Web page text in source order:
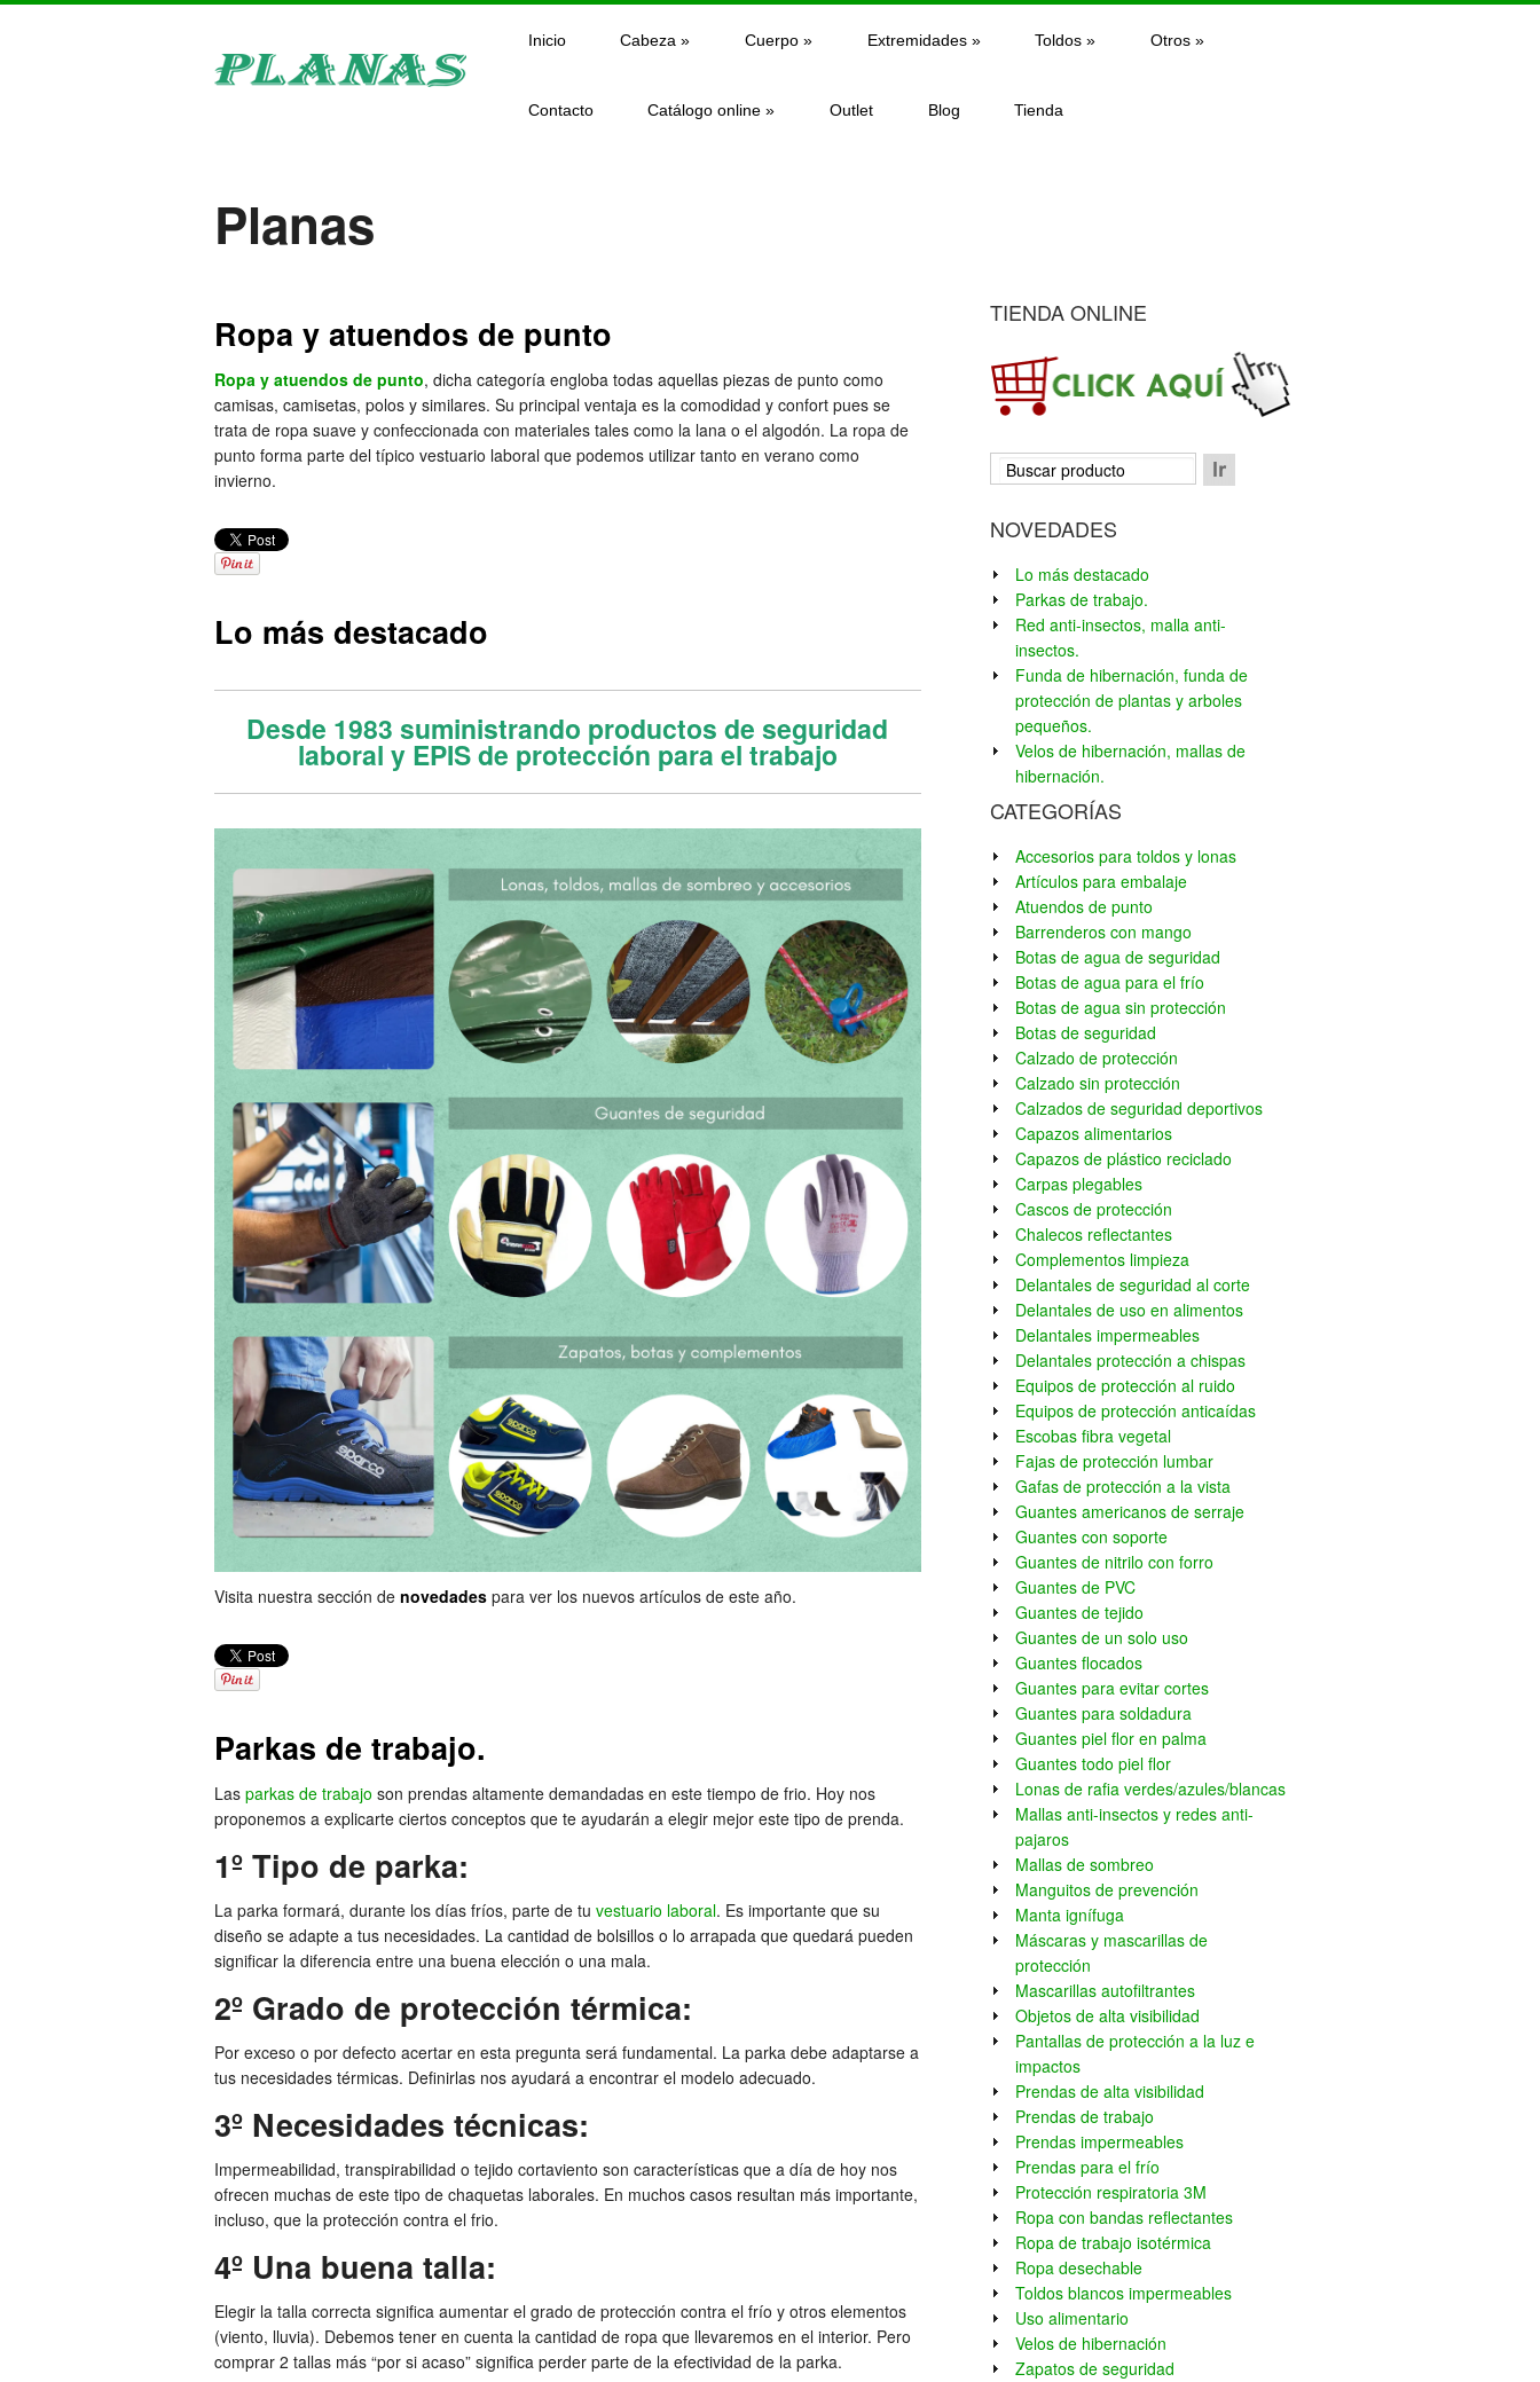
Inicio Cabeza » Cuerpo» Extremidades» Toldos » Otros»
Contacto Catálogo online » Outlet Blog Tienda
Planas
Ropa y atuendos de punto
Ropa y atuendos de punto, dicha categoría engloba todas aquellas piezas de punto como
camisas, camisetas, polos y similares. Su principal ventaja es la comodidad y confort pues se
trata de ropa suave y confeccionada con materiales tales como la lana o el algodón. La ropa de
punto forma parte del típico vestuario laboral que podemos utilizar tanto en verano como
invierno.
Lo más destacado
Desde 1983 suministrando productos de seguridad
laboral y EPIS de protección para el trabajo
Visita nuestra sección de novedades para ver los nuevos artículos de este año.
Parkas de trabajo.
Las parkas de trabajo son prendas altamente demandadas en este tiempo de frio. Hoy nos
proponemos a explicarte ciertos conceptos que te ayudarán a elegir mejor este tipo de prenda.
1º Tipo de parka:
La parka formará, durante los días fríos, parte de tu vestuario laboral. Es importante que su
diseño se adapte a tus necesidades. La cantidad de bolsillos o lo arrapada que quedará pueden
significar la diferencia entre una buena elección o una mala.
2º Grado de protección térmica:
Por exceso o por defecto acertar en esta pregunta será fundamental. La parka debe adaptarse a
tus necesidades térmicas. Definirlas nos ayudará a encontrar el modelo adecuado.
3º Necesidades técnicas:
Impermeabilidad, transpirabilidad o tejido cortaviento son características que a día de hoy nos
ofrecen muchas de este tipo de chaquetas laborales. En muchos casos resultan más importante,
incluso, que la protección contra el frio.
4º Una buena talla:
Elegir la talla correcta significa aumentar el grado de protección contra el frío y otros elementos
(viento, lluvia). Debemos tener en cuenta la cantidad de ropa que llevaremos en el interior. Pero
comprar 2 tallas más “por si acaso” significa perder parte de la efectividad de la parka.
TIENDA ONLINE
NOVEDADES
Lo más destacado
Parkas de trabajo.
Red anti-insectos, malla anti-
insectos.
Funda de hibernación, funda de
protección de plantas y arboles
pequeños.
Velos de hibernación, mallas de
hibernación.
CATEGORÍAS
Accesorios para toldos y lonas
Artículos para embalaje
Atuendos de punto
Barrenderos con mango
Botas de agua de seguridad
Botas de agua para el frío
Botas de agua sin protección
Botas de seguridad
Calzado de protección
Calzado sin protección
Calzados de seguridad deportivos
Capazos alimentarios
Capazos de plástico reciclado
Carpas plegables
Cascos de protección
Chalecos reflectantes
Complementos limpieza
Delantales de seguridad al corte
Delantales de uso en alimentos
Delantales impermeables
Delantales protección a chispas
Equipos de protección al ruido
Equipos de protección anticaídas
Escobas fibra vegetal
Fajas de protección lumbar
Gafas de protección a la vista
Guantes americanos de serraje
Guantes con soporte
Guantes de nitrilo con forro
Guantes de PVC
Guantes de tejido
Guantes de un solo uso
Guantes flocados
Guantes para evitar cortes
Guantes para soldadura
Guantes piel flor en palma
Guantes todo piel flor
Lonas de rafia verdes/azules/blancas
Mallas anti-insectos y redes anti-
pajaros
Mallas de sombreo
Manguitos de prevención
Manta ignífuga
Máscaras y mascarillas de
protección
Mascarillas autofiltrantes
Objetos de alta visibilidad
Pantallas de protección a la luz e
impactos
Prendas de alta visibilidad
Prendas de trabajo
Prendas impermeables
Prendas para el frío
Protección respiratoria 3M
Ropa con bandas reflectantes
Ropa de trabajo isotérmica
Ropa desechable
Toldos blancos impermeables
Uso alimentario
Velos de hibernación
Zapatos de seguridad